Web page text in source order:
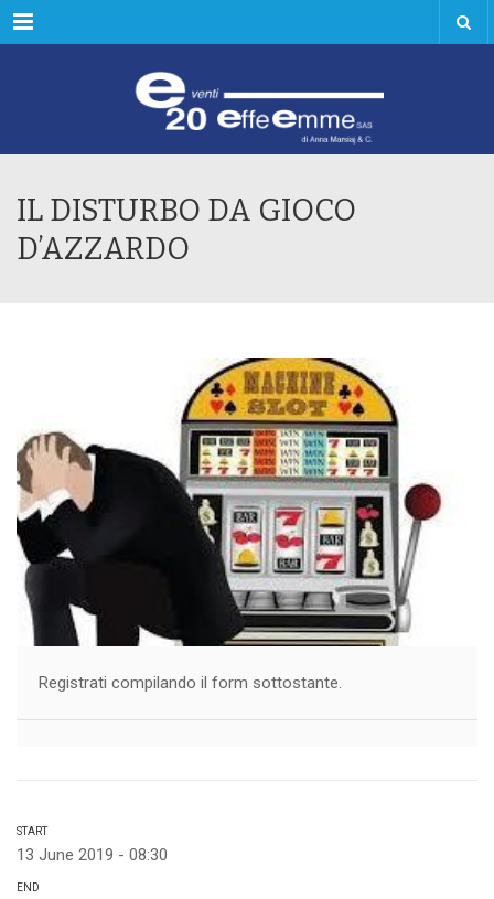
Menu
IL DISTURBO DA GIOCO
D’AZZARDO
Registrati compilando il form sottostante.
START
13 June 2019 - 08:30
END